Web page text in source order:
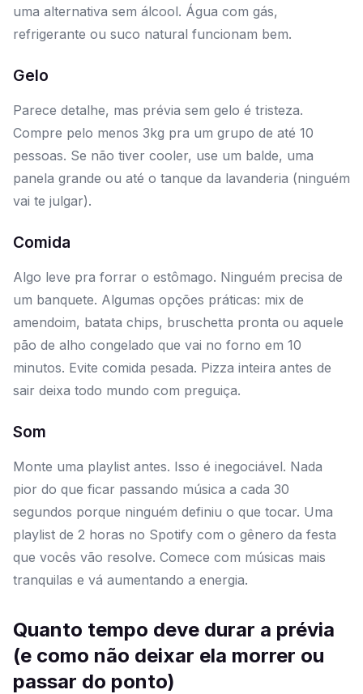
uma alternativa sem álcool. Água com gás,
refrigerante ou suco natural funcionam bem.
Gelo
Parece detalhe, mas prévia sem gelo é tristeza.
Compre pelo menos 3kg pra um grupo de até 10
pessoas. Se não tiver cooler, use um balde, uma
panela grande ou até o tanque da lavanderia (ninguém
vai te julgar).
Comida
Algo leve pra forrar o estômago. Ninguém precisa de
um banquete. Algumas opções práticas: mix de
amendoim, batata chips, bruschetta pronta ou aquele
pão de alho congelado que vai no forno em 10
minutos. Evite comida pesada. Pizza inteira antes de
sair deixa todo mundo com preguiça.
Som
Monte uma playlist antes. Isso é inegociável. Nada
pior do que ficar passando música a cada 30
segundos porque ninguém definiu o que tocar. Uma
playlist de 2 horas no Spotify com o gênero da festa
que vocês vão resolve. Comece com músicas mais
tranquilas e vá aumentando a energia.
Quanto tempo deve durar a prévia
(e como não deixar ela morrer ou
passar do ponto)